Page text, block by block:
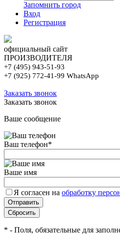
Запомнить город
Вход
Регистрация
официальный сайт
ПРОИЗВОДИТЕЛЯ
+7 (495) 943-51-93
+7 (925) 772-41-99 WhatsApp
Заказать звонок
Заказать звонок
Ваше сообщение
Ваш телефон*
Ваше имя
Я согласен на обработку
* - Поля, обязательные для